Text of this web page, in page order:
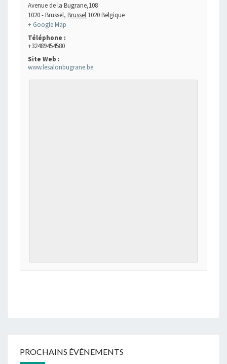
Avenue de la Bugrane,108
1020 - Brussel, Brussel 1020Belgique
+ Google Map
Téléphone :
+32489454580
Site Web :
www.lesalonbugrane.be
PROCHAINS ÉVÉNEMENTS